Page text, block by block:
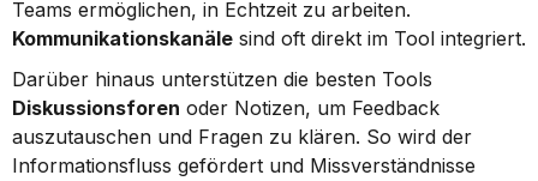
Kommunikationskanäle sind oft direkt im Tool integriert.
Diskussionsforen oder Notizen, um Feedback
auszutauschen und Fragen zu klären. So wird der
Informationsfluss gefördert und Missverständnisse